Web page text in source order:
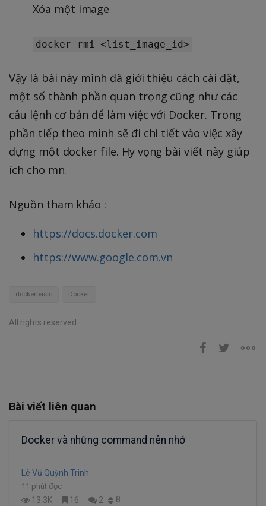
Xóa một image
docker rmi <list_image_id>
Vậy là bài này mình đã giới thiệu cách cài đặt,
một số thành phần quan trọng cũng như các
câu lệnh cơ bản để làm việc với Docker. Trong
phần tiếp theo mình sẽ đi chi tiết vào việc xây
dựng một docker file. Hy vọng bài viết này giúp
ích cho mn.
Nguồn tham khảo :
https://docs.docker.com
https://www.google.com.vn
dockerbasic Docker
All rights reserved
Bài viết liên quan
Docker và những command nên nhớ
Lê Vũ Quỳnh Trinh
11 phút đọc
13.3K 16 2 8